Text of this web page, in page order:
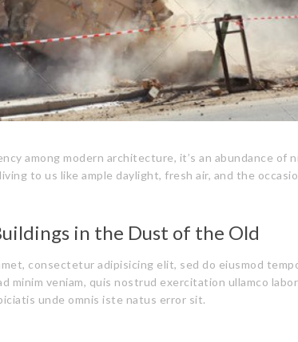
among modern architecture, it’s an abundance of
to us like ample daylight, fresh air, and the
in the Dust of the Old
consectetur adipisicing elit, sed do eiusmod
minim veniam, quis nostrud exercitation ullamco
unde omnis iste natus error sit.